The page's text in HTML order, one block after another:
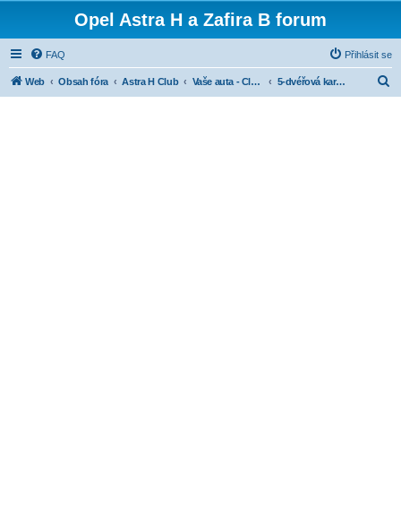
Opel Astra H a Zafira B forum
FAQ Přihlásit se
Web Obsah fóra Astra H Club Vaše auta - Club cars 5-dvéřová karoserie